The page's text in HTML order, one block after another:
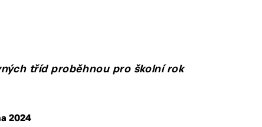
tříd proběhnou pro školní rok
2024